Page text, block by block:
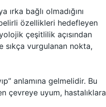
bağlı olmadığını
özellikleri hedefleyen
çeşitlilik açısından
sıkça vurgulanan nokta,
anlamına gelmelidir. Bu
çevreye uyum, hastalıklara